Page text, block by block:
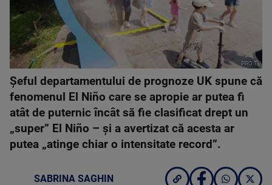
PRO TV
Șeful departamentului de prognoze UK spune că
fenomenul El Niño care se apropie ar putea fi
atât de puternic încât să fie clasificat drept un
„super” El Niño – și a avertizat că acesta ar
putea „atinge chiar o intensitate record”.
SABRINA SAGHIN